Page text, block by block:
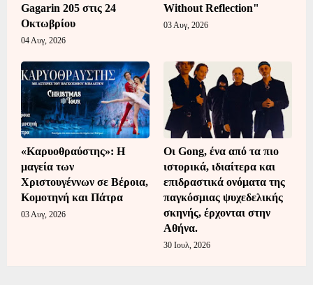
Gagarin 205 στις 24
Οκτωβρίου
04 Αυγ, 2026
Without Reflection"
03 Αυγ, 2026
«Καρυοθραύστης»: Η
μαγεία των
Χριστουγέννων σε Βέροια,
Κομοτηνή και Πάτρα
03 Αυγ, 2026
Οι Gong, ένα από τα πιο
ιστορικά, ιδιαίτερα και
επιδραστικά ονόματα της
παγκόσμιας ψυχεδελικής
σκηνής, έρχονται στην
Αθήνα.
30 Ιουλ, 2026